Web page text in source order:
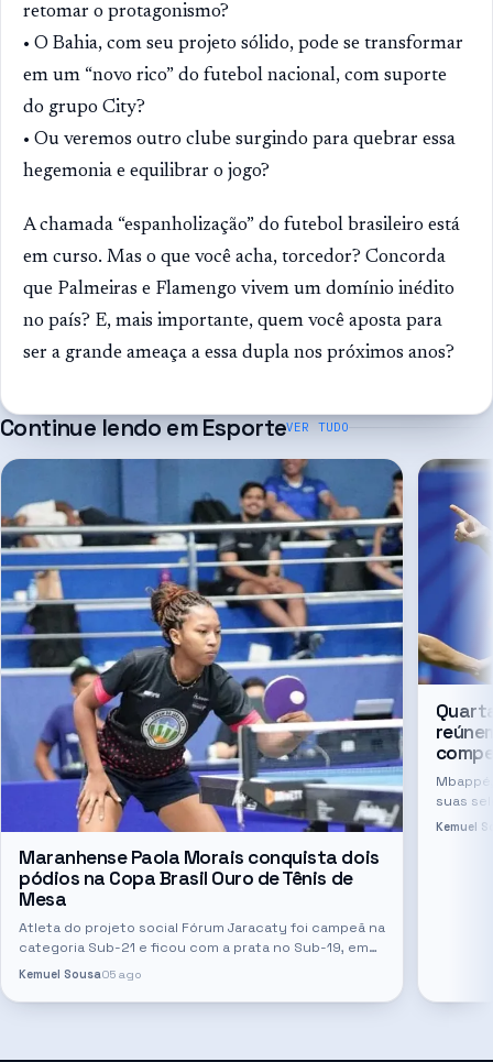
retomar o protagonismo?
• O Bahia, com seu projeto sólido, pode se transformar
em um “novo rico” do futebol nacional, com suporte
do grupo City?
• Ou veremos outro clube surgindo para quebrar essa
hegemonia e equilibrar o jogo?
A chamada “espanholização” do futebol brasileiro está
em curso. Mas o que você acha, torcedor? Concorda
que Palmeiras e Flamengo vivem um domínio inédito
no país? E, mais importante, quem você aposta para
ser a grande ameaça a essa dupla nos próximos anos?
Continue lendo emEsporteVER TUDO
Maranhense Paola Morais conquista dois
pódios na Copa Brasil Ouro de Tênis de
Mesa
Atleta do projeto social Fórum Jaracaty foi campeã na
categoria Sub-21 e ficou com a prata no Sub-19, em
competição realizada em Teresina
Kemuel Sousa05 ago
suas
os
Kemuel